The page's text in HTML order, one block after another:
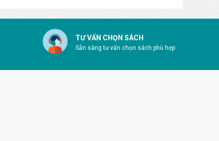
TƯ VẤN CHỌN SÁCH
Sẵn sàng tư vấn chọn sách phù hợp